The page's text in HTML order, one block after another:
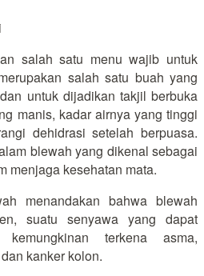
salah satu menu wajib untuk
salah satu buah yang
untuk dijadikan takjil berbuka
manis, kadar airnya yang tinggi
dehidrasi setelah berpuasa.
blewah yang dikenal sebagai
menjaga kesehatan mata.
menandakan bahwa blewah
suatu senyawa yang dapat
kemungkinan terkena asma,
kanker kolon.